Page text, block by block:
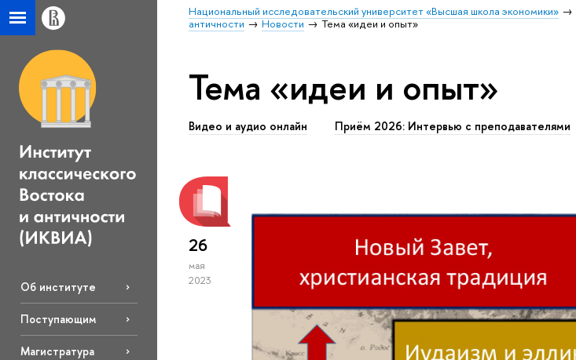
Национальный исследовательский университет «Высшая школа экономики»
античности
Новости Тема «идеи и опыт»
Об институте
Поступающим
Магистратура
Тема «идеи и опыт»
Видео и аудио онлайн Приём 2026: Интервью с преподавателями
26
мая
2023